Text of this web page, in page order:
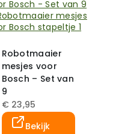
Robotmaaier
mesjes voor
Bosch – Set van
9
€23,95
Bekijk